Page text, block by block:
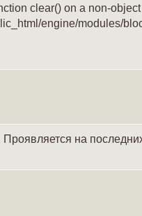
clear() on a non-
engine/modules/
на